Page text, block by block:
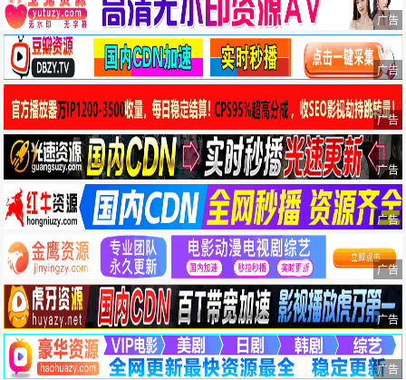
广告
广告
广告
广告
广告
广告
广告
广告